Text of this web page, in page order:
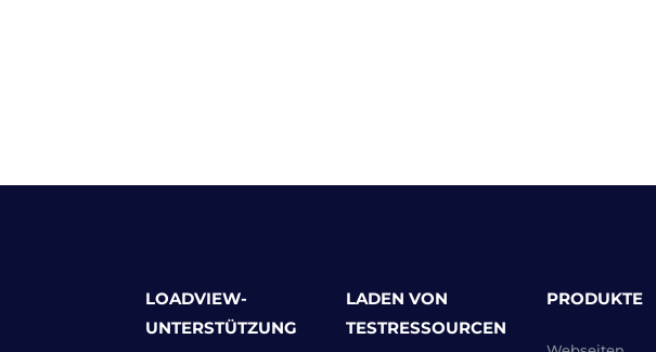
LOADVIEW-
UNTERSTÜTZUNG
LADEN VON
TESTRESSOURCEN
PRODUKTE